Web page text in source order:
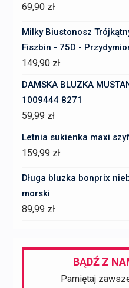
69,90 zł
Milky Biustonosz
Fiszbin - 75D -
149,90 zł
DAMSKA BLUZKA
1009444 8271
59,99 zł
Letnia sukienka maxi
159,99 zł
Długa bluzka bonprix
morski
89,99 zł
BĄDŹ Z
Pamiętaj